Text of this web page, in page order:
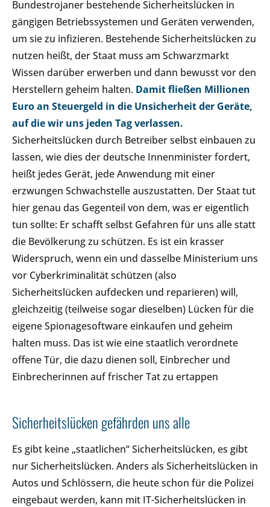
Bundestrojaner bestehende Sicherheitslücken in
gängigen Betriebssystemen und Geräten verwenden,
um sie zu infizieren. Bestehende Sicherheitslücken zu
nutzen heißt, der Staat muss am Schwarzmarkt
Wissen darüber erwerben und dann bewusst vor den
Herstellern geheim halten. Damit fließen Millionen
Euro an Steuergeld in die Unsicherheit der Geräte,
auf die wir uns jeden Tag verlassen.
Sicherheitslücken durch Betreiber selbst einbauen zu
lassen, wie dies der deutsche Innenminister fordert,
heißt jedes Gerät, jede Anwendung mit einer
erzwungen Schwachstelle auszustatten. Der Staat tut
hier genau das Gegenteil von dem, was er eigentlich
tun sollte: Er schafft selbst Gefahren für uns alle statt
die Bevölkerung zu schützen. Es ist ein krasser
Widerspruch, wenn ein und dasselbe Ministerium uns
vor Cyberkriminalität schützen (also
Sicherheitslücken aufdecken und reparieren) will,
gleichzeitig (teilweise sogar dieselben) Lücken für die
eigene Spionagesoftware einkaufen und geheim
halten muss. Das ist wie eine staatlich verordnete
offene Tür, die dazu dienen soll, Einbrecher und
Einbrecherinnen auf frischer Tat zu ertappen
Sicherheitslücken gefährden uns alle
Es gibt keine „staatlichen“ Sicherheitslücken, es gibt
nur Sicherheitslücken. Anders als Sicherheitslücken in
Autos und Schlössern, die heute schon für die Polizei
eingebaut werden, kann mit IT-Sicherheitslücken in